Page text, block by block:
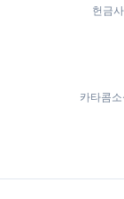
헌금
카타콤소